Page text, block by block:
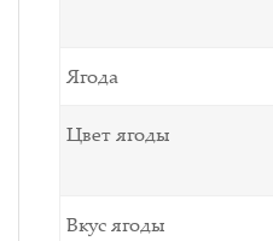
Ягода
Цвет ягоды
Вкус ягоды